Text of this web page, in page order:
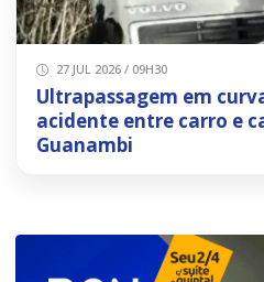
27 JUL 2026 / 09H30
Ultrapassagem em
acidente entre carro e
Guanambi